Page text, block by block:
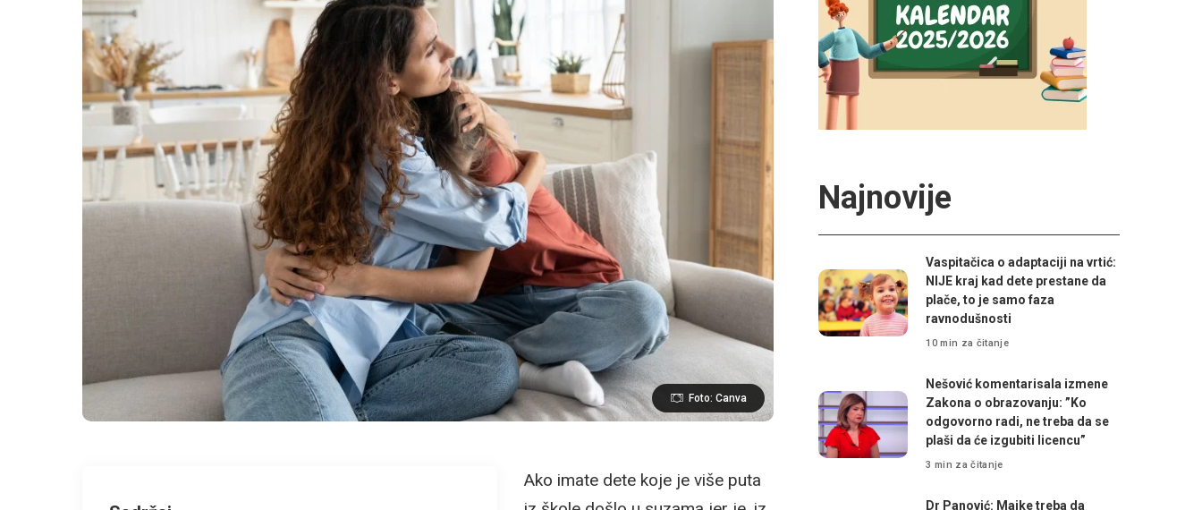
Foto: Canva
Ako imate dete koje je više puta
Najnovije
Vaspitačica o adaptaciji na vrtić:
NIJE kraj kad dete prestane da
plače, to je samo faza
ravnodušnosti
10 min za čitanje
Nešović komentarisala izmene
Zakona o obrazovanju: ”Ko
odgovorno radi, ne treba da se
plaši da će izgubiti licencu”
3 min za čitanje
Dr Panović: Majke treba da